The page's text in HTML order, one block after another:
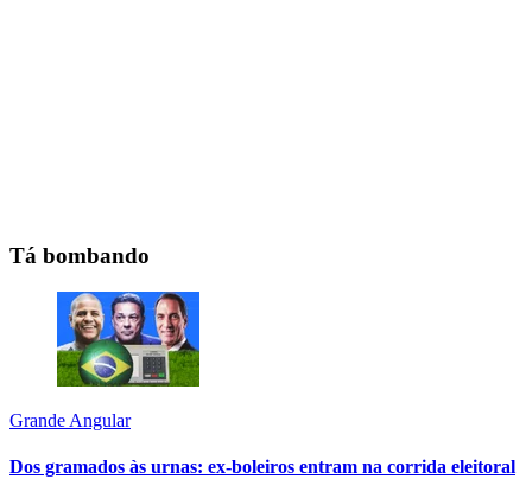
Tá bombando
Grande Angular
Dos gramados às urnas: ex-boleiros entram na corrida eleitoral